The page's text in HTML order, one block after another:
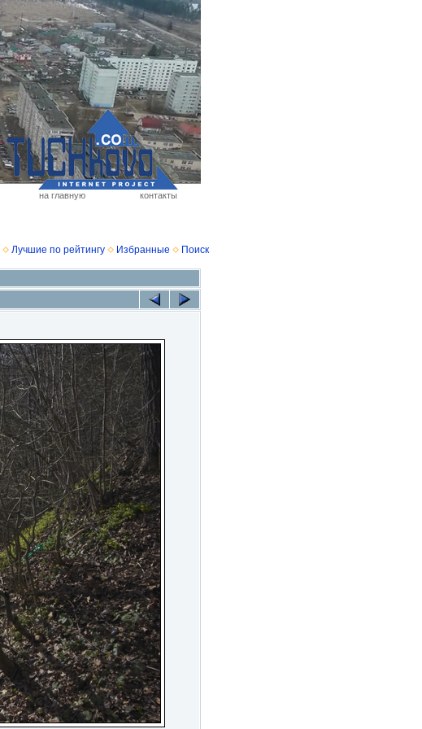
на главную
контакты
Лучшие по рейтингу Избранные Поиск